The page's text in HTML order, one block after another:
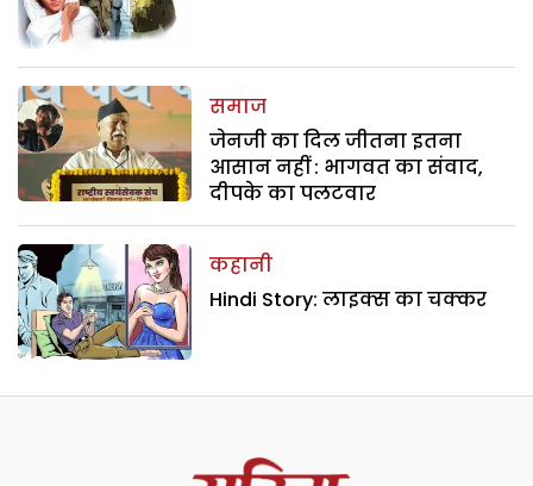
समाज
जेनजी का दिल जीतना इतना
आसान नहीं : भागवत का संवाद,
दीपके का पलटवार
कहानी
Hindi Story: लाइक्स का चक्कर